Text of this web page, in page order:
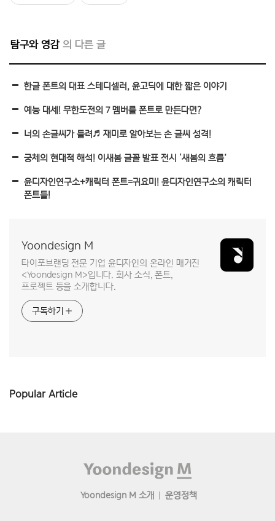
탐구와 영감
한글 폰트의 대표 스테디셀러, 윤고딕에 대한 짧은 이야기
예능 대세! 무한도전의 7 멤버를 폰트로 만든다면?
너의 손글씨가 들려♬ 재미로 알아보는 손 글씨 성격!
궁체의 현대적 해석! 이새봄 글꼴 발표 전시 ‘새봄의 흐름’
윤디자인연구소+캐릭터 폰트=귀요미! 윤디자인연구소의 캐릭터
폰트들!
Yoondesign M
타이포브랜딩 전문 기업 윤디자인의 온라인 매거진
<Yoondesign M>입니다. 회사 소식, 폰트,
프로젝트 등을 소개합니다.
구독하기
Popular Article
Yoondesign M 소개 운영정책